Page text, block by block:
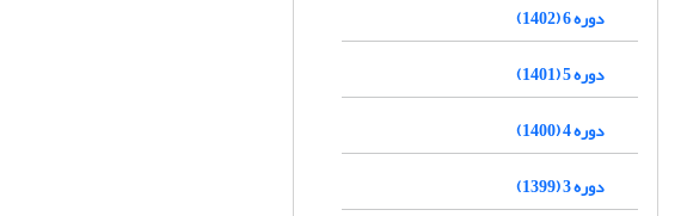
دوره 6 (1402)
دوره 5 (1401)
دوره 4 (1400)
دوره 3 (1399)